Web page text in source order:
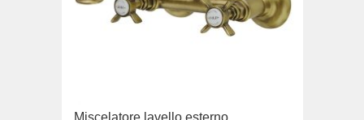
Miscelatore lavello esterno